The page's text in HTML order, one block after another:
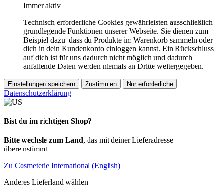
Immer aktiv
Technisch erforderliche Cookies gewährleisten ausschließlich
grundlegende Funktionen unserer Webseite. Sie dienen zum
Beispiel dazu, dass du Produkte im Warenkorb sammeln oder
dich in dein Kundenkonto einloggen kannst. Ein Rückschluss
auf dich ist für uns dadurch nicht möglich und dadurch
anfallende Daten werden niemals an Dritte weitergegeben.
Einstellungen speichern Zustimmen Nur erforderliche
Datenschutzerklärung
Bist du im richtigen Shop?
Bitte wechsle zum Land, das mit deiner Lieferadresse
übereinstimmt.
Zu Cosmeterie International (English)
Anderes Lieferland wählen